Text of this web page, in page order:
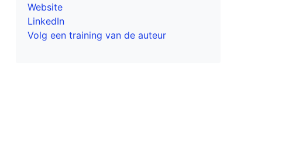
Website
LinkedIn
Volg een training van de auteur